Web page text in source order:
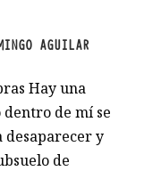
AGUILAR
Hay una
de mí se
desaparecer y
de